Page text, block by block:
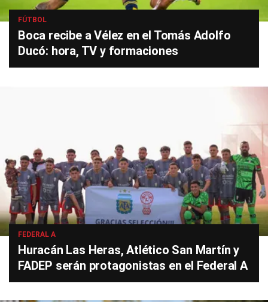
FÚTBOL
Boca recibe a Vélez en el Tomás Adolfo
Ducó: hora, TV y formaciones
FEDERAL A
Huracán Las Heras, Atlético San Martín y
FADEP serán protagonistas en el Federal A